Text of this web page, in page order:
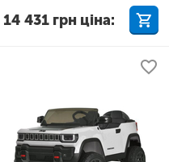
14 431 грн ціна: